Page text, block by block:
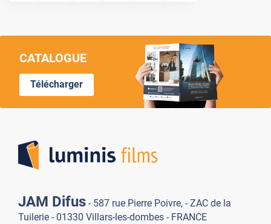
CATALOGUE
Télécharger
JAM Difus - 587 rue Pierre Poivre, - ZAC de la
Tuilerie - 01330 Villars-les-dombes - FRANCE